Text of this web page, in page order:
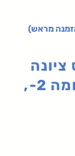
קניון רננים, קומה 2-,